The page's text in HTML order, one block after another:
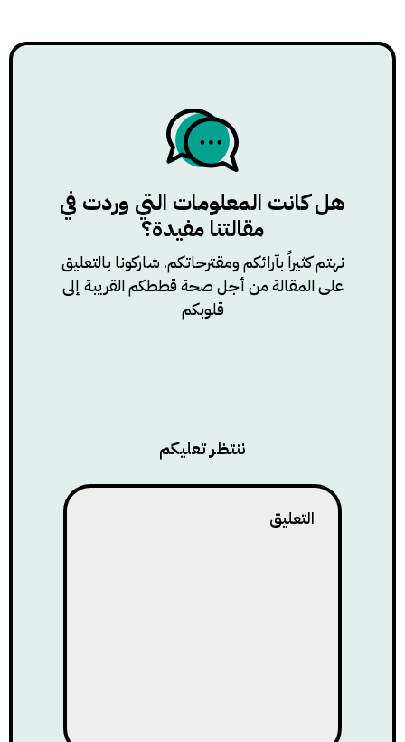
هل كانت المعلومات التي وردت في
مقالتنا مفيدة؟
نهتم كثيراً بآرائكم ومقترحاتكم. شاركونا بالتعليق
على المقالة من أجل صحة قططكم القريبة إلى
قلوبكم
ننتظر تعليكم